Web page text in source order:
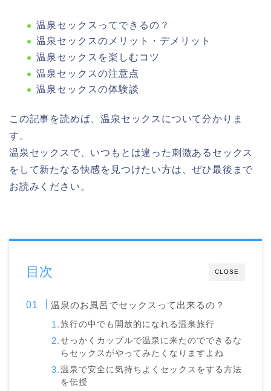
温泉セックスってできるの？
温泉セックスのメリット・デメリット
温泉セックスを楽しむコツ
温泉セックスの注意点
温泉セックスの体験談
この記事を読めば、温泉セックスについて分かりま
す。
温泉セックスで、いつもとは違った刺激あるセックス
をして新たなる快感を見つけたい方は、ぜひ最後まで
お読みください。
CLOSE
目次
温泉のお風呂でセックスって出来るの？
旅行の中でも開放的になれる温泉旅行
せっかくカップルで温泉に来たのでできるな
らセックスがやってみたくなりますよね
温泉で安全に気持ちよくセックスをする方法
を伝授